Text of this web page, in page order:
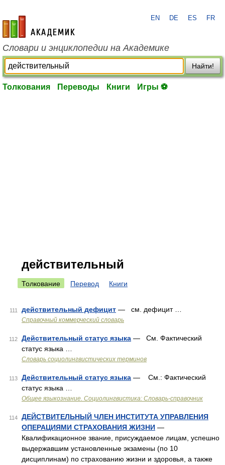
academic.ru
EN DE ES FR
Словари и энциклопедии на Академике
Найти!
Толкования Переводы Книги Игры ⚽
действительный
Толкование Перевод Книги
111 действительный дефицит — см. дефицит …
Справочный коммерческий словарь
112 Действительный статус языка — См. Фактический
статус языка …
Словарь социолингвистических терминов
113 Действительный статус языка — См.: Фактический
статус языка …
Общее языкознание. Социолингвистика: Словарь-справочник
114
ДЕЙСТВИТЕЛЬНЫЙ ЧЛЕН ИНСТИТУТА УПРАВЛЕНИЯ
ОПЕРАЦИЯМИ СТРАХОВАНИЯ ЖИЗНИ —
Квалификационное звание, присуждаемое лицам, успешно
выдержавшим установленные экзамены (по 10
дисциплинам) по страхованию жизни и здоровья, а также